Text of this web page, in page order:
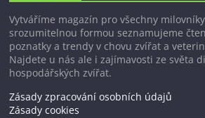
Vytváříme magazín pro všechny
srozumitelnou formou seznamujeme
poznatky a trendy v chovu zvířat a
Najdete u nás ale i zajímavosti ze světa
hospodářských zvířat.
Zásady zpracování osobních údajů
Zásady cookies